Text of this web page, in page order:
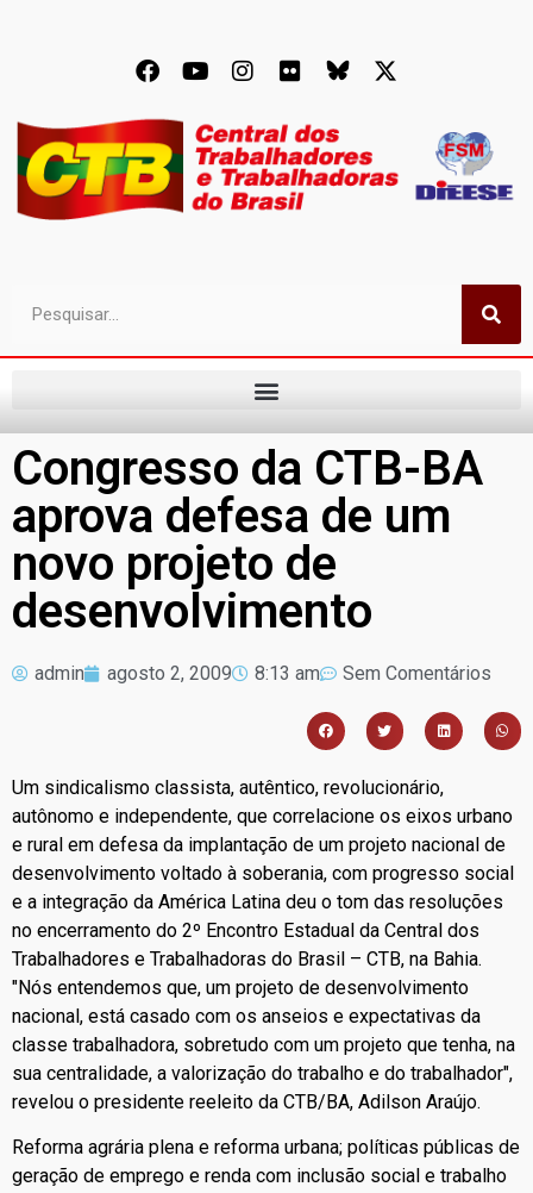
Congresso da CTB-BA
aprova defesa de um
novo projeto de
desenvolvimento
admin agosto 2, 2009 8:13 am Sem Comentários
Um sindicalismo classista, autêntico, revolucionário,
autônomo e independente, que correlacione os eixos urbano
e rural em defesa da implantação de um projeto nacional de
desenvolvimento voltado à soberania, com progresso social
e a integração da América Latina deu o tom das resoluções
no encerramento do 2º Encontro Estadual da Central dos
Trabalhadores e Trabalhadoras do Brasil – CTB, na Bahia.
"Nós entendemos que, um projeto de desenvolvimento
nacional, está casado com os anseios e expectativas da
classe trabalhadora, sobretudo com um projeto que tenha, na
sua centralidade, a valorização do trabalho e do trabalhador",
revelou o presidente reeleito da CTB/BA, Adilson Araújo.
Reforma agrária plena e reforma urbana; políticas públicas de
geração de emprego e renda com inclusão social e trabalho